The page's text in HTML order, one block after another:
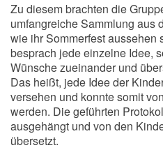
Zu diesem brachten die
umfangreiche Sammlung aus
wie ihr Sommerfest aussehen
besprach jede einzelne Idee,
Wünsche zueinander und
Das heißt, jede Idee der
versehen und konnte somit
werden. Die geführten
ausgehängt und von den
übersetzt.